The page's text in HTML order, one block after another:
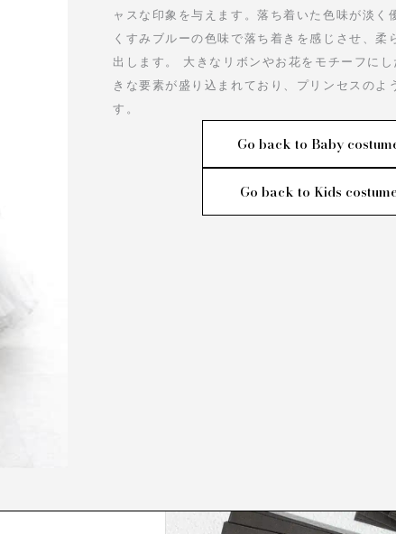
ャスな印象を与えます。落ち着いた色味が淡く
くすみブルーの色味で落ち着きを感じさせ、柔
出します。 大きなリボンやお花をモチーフに
きな要素が盛り込まれており、プリンセスのよ
す。
Go back to Baby
Go back to Kids